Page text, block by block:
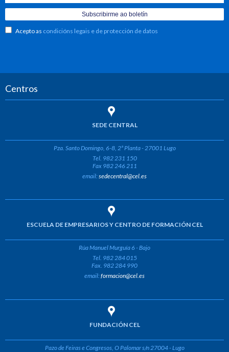
Acepto as condicións legais e de protección de datos
Centros
SEDE CENTRAL
Pza. Santo Domingo, 6-8, 2ª Planta - 27001 Lugo
Tel. 982 231 150
Fax 982 246 211
email:sedecentral@cel.es
ESCUELA DE EMPRESARIOS Y CENTRO DE FORMACIÓN CEL
Rúa Manuel Murguía 6 - Bajo
Tel. 982 284 015
Fax. 982 284 990
email:formacion@cel.es
FUNDACIÓN CEL
Pazo de Feiras e Congresos, O Palomar s/n 27004 - Lugo